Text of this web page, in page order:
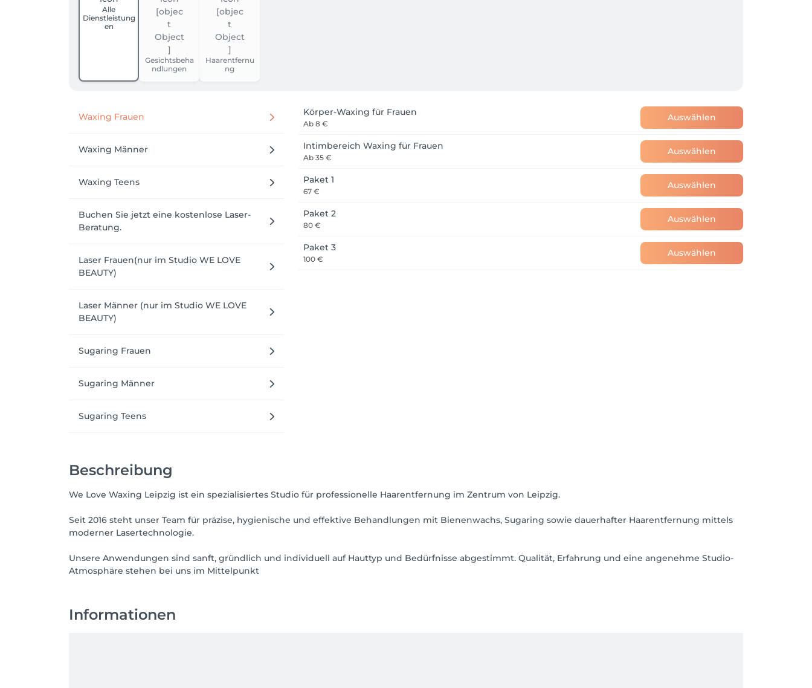
Vielen Dank für Ihr Verständnis. Wir freuen uns auf Ihren Besuch!
Alle
Dienstleistung
en
Gesichtsbeha
ndlungen
Haarentfernu
ng
Waxing Frauen
Waxing Männer
Waxing Teens
Buchen Sie jetzt eine kostenlose Laser-
Beratung.
Laser Frauen(nur im Studio WE LOVE
BEAUTY)
Laser Männer (nur im Studio WE LOVE
BEAUTY)
Sugaring Frauen
Sugaring Männer
Sugaring Teens
Körper-Waxing für Frauen
Ab 8 €
Auswählen
Intimbereich Waxing für Frauen
Ab 35 €
Auswählen
Paket 1
67 €
Auswählen
Paket 2
80 €
Auswählen
Paket 3
100 €
Auswählen
Beschreibung
We Love Waxing Leipzig ist ein spezialisiertes Studio für professionelle Haarentfernung im Zentrum von Leipzig.
Seit 2016 steht unser Team für präzise, hygienische und effektive Behandlungen mit Bienenwachs, Sugaring sowie dauerhafter Haarentfernung mittels
moderner Lasertechnologie.
Unsere Anwendungen sind sanft, gründlich und individuell auf Hauttyp und Bedürfnisse abgestimmt. Qualität, Erfahrung und eine angenehme Studio-
Atmosphäre stehen bei uns im Mittelpunkt
Informationen